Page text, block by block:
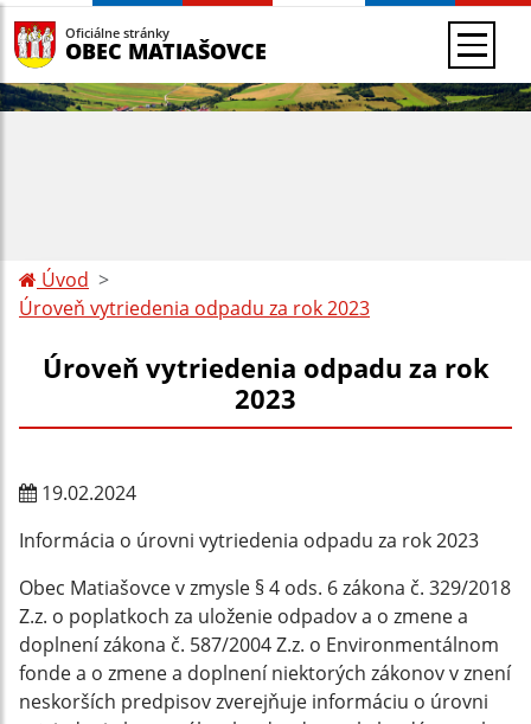
Oficiálne stránky
OBEC MATIAŠOVCE
Úvod
Úroveň vytriedenia odpadu za rok 2023
Úroveň vytriedenia odpadu za rok
2023
19.02.2024
Informácia o úrovni vytriedenia odpadu za rok 2023
Obec Matiašovce v zmysle § 4 ods. 6 zákona č. 329/2018
Z.z. o poplatkoch za uloženie odpadov a o zmene a
doplnení zákona č. 587/2004 Z.z. o Environmentálnom
fonde a o zmene a doplnení niektorých zákonov v znení
neskorších predpisov zverejňuje informáciu o úrovni